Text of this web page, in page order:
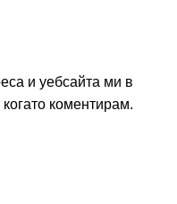
и уебсайта ми в
коментирам.